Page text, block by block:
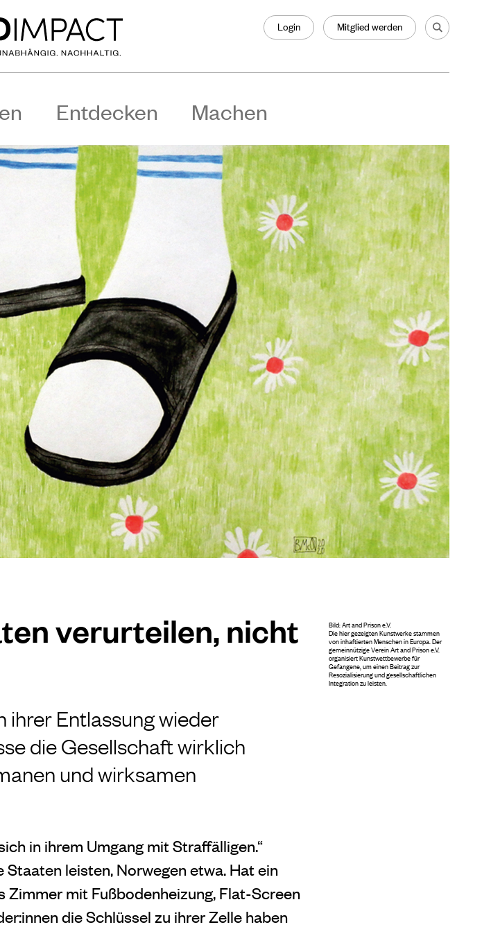
Login Mitglied werden
Entdecken Machen
verurteilen, nicht
ihrer Entlassung wieder
die Gesellschaft wirklich
und wirksamen
in ihrem Umgang mit Straffälligen.“
leisten, Norwegen etwa. Hat ein
Zimmer mit Fußbodenheizung, Flat-Screen
die Schlüssel zu ihrer Zelle haben
Bild:Art and Prison e.V.
Die hier gezeigten Kunstwerke stammen
von inhaftierten Menschen in Europa. Der
gemeinnützige Verein Art and Prison e.V.
organisiert Kunstwettbewerbe für
Gefangene, um einen Beitrag zur
Resozialisierung und gesellschaftlichen
Integration zu leisten.